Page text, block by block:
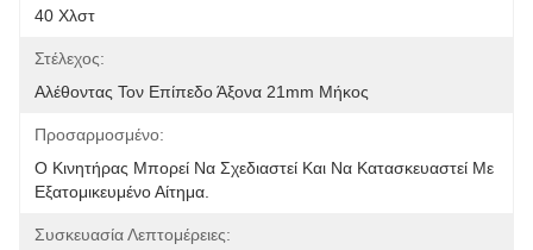
40 Χλστ
Στέλεχος:
Αλέθοντας Τον Επίπεδο Άξονα 21mm Μήκος
Προσαρμοσμένο:
Ο Κινητήρας Μπορεί Να Σχεδιαστεί Και Να Κατασκευαστεί Με
Εξατομικευμένο Αίτημα.
Συσκευασία Λεπτομέρειες: